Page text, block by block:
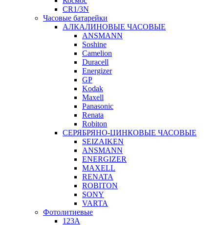
CR1/3N
Часовые батарейки
АЛКАЛИНОВЫЕ ЧАСОВЫЕ
ANSMANN
Soshine
Camelion
Duracell
Energizer
GP
Kodak
Maxell
Panasonic
Renata
Robiton
СЕРЯБРЯНО-ЦИНКОВЫЕ ЧАСОВЫЕ
SEIZAIKEN
ANSMANN
ENERGIZER
MAXELL
RENATA
ROBITON
SONY
VARTA
Фотолитиевые
123A